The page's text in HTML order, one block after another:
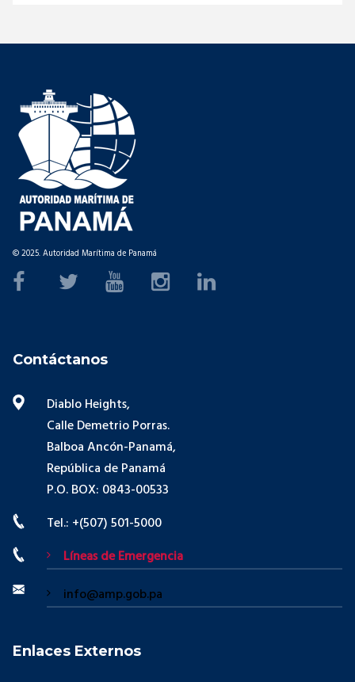
© 2025. Autoridad Marítima de Panamá
Contáctanos
Diablo Heights,
Calle Demetrio Porras.
Balboa Ancón-Panamá,
República de Panamá
P.O. BOX: 0843-00533
Tel.: +(507) 501-5000
Líneas de Emergencia
info@amp.gob.pa
Enlaces Externos